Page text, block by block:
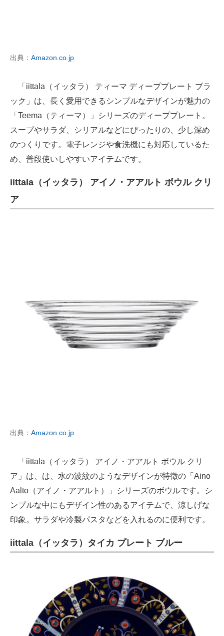
出典： Amazon.co.jp
「iittala（イッタラ） ティーマ ディーププレート ブラ
ック」は、長く愛用できるシンプルなデザインが魅力の
「Teema（ティーマ）」シリーズのディーププレート。
スープやサラダ、シリアルなどにぴったりの、少し深め
のつくりです。電子レンジや食洗機にも対応しているた
め、普段使いしやすいアイテムです。
iittala（イッタラ） アイノ・アアルト ボウル クリ
ア
出典： Amazon.co.jp
「iittala（イッタラ） アイノ・アアルト ボウル クリ
ア」は、は、水の波紋のようなデザインが特徴の「Aino
Aalto（アイノ・アアルト）」シリーズのボウルです。シ
ンプルな中にもデザイン性のあるアイテムで、涼しげな
印象。サラダや冷製パスタなどを入れるのに便利です。
iittala（イッタラ）タイカ プレート ブルー